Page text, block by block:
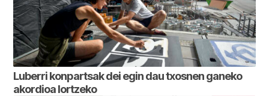
Luberri konpartsak dei egin dau txosnen ganeko
akordioa lortzeko